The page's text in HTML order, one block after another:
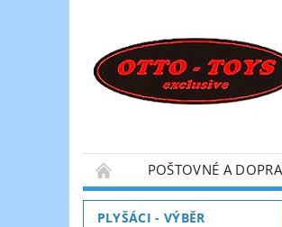
POŠTOVNÉ A
PLYŠÁCI - VÝBĚR